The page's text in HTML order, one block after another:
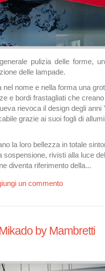
pulizia delle forme,
delle lampade.
nome e nella forma una
e bordi frastagliati che
rievoca il design degli anni
grazie ai suoi fogli di
la loro bellezza in totale
rivisti alla luce
diventa riferimento della...
lo stile
un commento
by Mambretti